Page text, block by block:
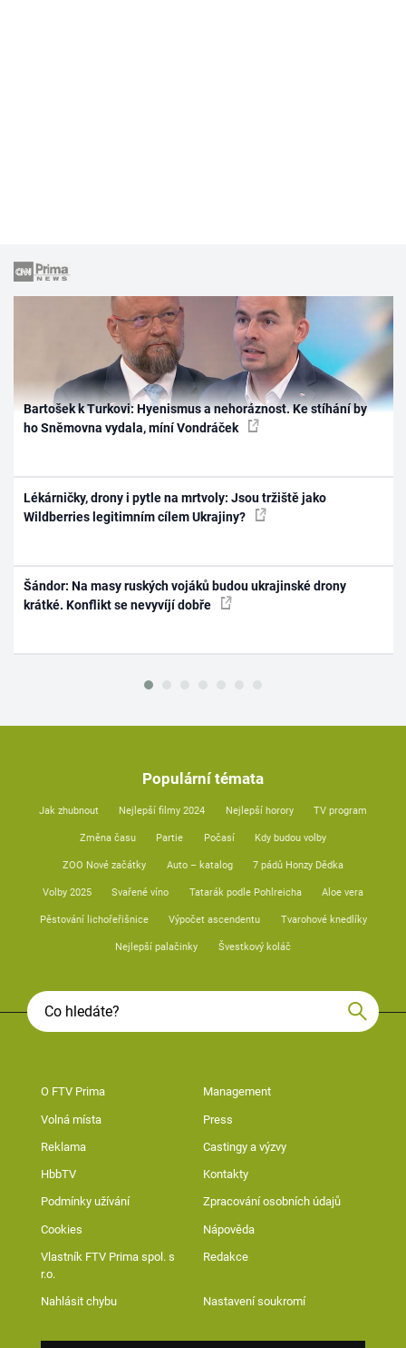
Bartošek k Turkovi: Hyenismus a nehoráznost. Ke stíhání by
ho Sněmovna vydala, míní Vondráček
Lékárničky, drony i pytle na mrtvoly: Jsou tržiště jako
Wildberries legitimním cílem Ukrajiny?
Šándor: Na masy ruských vojáků budou ukrajinské drony
krátké. Konflikt se nevyvíjí dobře
Populární témata
Jak zhubnout Nejlepší filmy 2024 Nejlepší horory TV program
Změna času Partie Počasí Kdy budou volby
ZOO Nové začátky Auto – katalog 7 pádů Honzy Dědka
Volby 2025 Svařené víno Tatarák podle Pohlreicha Aloe vera
Pěstování lichořeřišnice Výpočet ascendentu Tvarohové knedlíky
Nejlepší palačinky Švestkový koláč
O FTV Prima Management
Volná místa Press
Reklama Castingy a výzvy
HbbTV Kontakty
Podmínky užívání Zpracování osobních údajů
Cookies Nápověda
Vlastník FTV Prima spol. s
r.o.
Redakce
Nahlásit chybu Nastavení soukromí